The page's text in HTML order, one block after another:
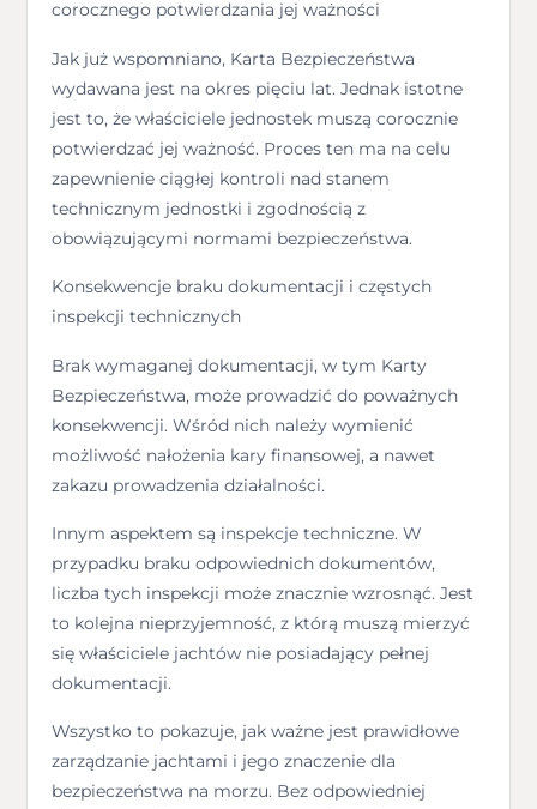
corocznego potwierdzania jej ważności
Jak już wspomniano, Karta Bezpieczeństwa
wydawana jest na okres pięciu lat. Jednak istotne
jest to, że właściciele jednostek muszą corocznie
potwierdzać jej ważność. Proces ten ma na celu
zapewnienie ciągłej kontroli nad stanem
technicznym jednostki i zgodnością z
obowiązującymi normami bezpieczeństwa.
Konsekwencje braku dokumentacji i częstych
inspekcji technicznych
Brak wymaganej dokumentacji, w tym Karty
Bezpieczeństwa, może prowadzić do poważnych
konsekwencji. Wśród nich należy wymienić
możliwość nałożenia kary finansowej, a nawet
zakazu prowadzenia działalności.
Innym aspektem są inspekcje techniczne. W
przypadku braku odpowiednich dokumentów,
liczba tych inspekcji może znacznie wzrosnąć. Jest
to kolejna nieprzyjemność, z którą muszą mierzyć
się właściciele jachtów nie posiadający pełnej
dokumentacji.
Wszystko to pokazuje, jak ważne jest prawidłowe
zarządzanie jachtami i jego znaczenie dla
bezpieczeństwa na morzu. Bez odpowiedniej